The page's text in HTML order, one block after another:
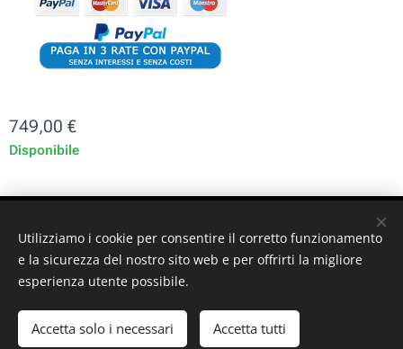
749,00 €
Disponibile
10128 - Torino (TO) - P. iva: 10161030019
© 2024 ST-GARAGE All Rights Reserved
Cookies
Utilizziamo i cookie per consentire il corretto funzionamento
e la sicurezza del nostro sito web e per offrirti la migliore
esperienza utente possibile.
Accetta solo i necessari Accetta tutti